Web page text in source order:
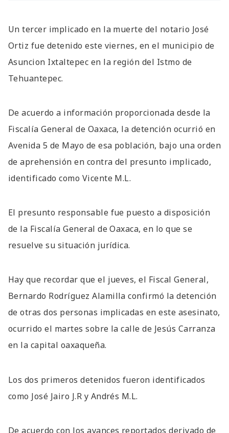
Un tercer implicado en la muerte del notario José
Ortiz fue detenido este viernes, en el municipio de
Asuncion Ixtaltepec en la región del Istmo de
Tehuantepec.
De acuerdo a información proporcionada desde la
Fiscalía General de Oaxaca, la detención ocurrió en
Avenida 5 de Mayo de esa población, bajo una orden
de aprehensión en contra del presunto implicado,
identificado como Vicente M.L.
El presunto responsable fue puesto a disposición
de la Fiscalía General de Oaxaca, en lo que se
resuelve su situación jurídica.
Hay que recordar que el jueves, el Fiscal General,
Bernardo Rodríguez Alamilla confirmó la detención
de otras dos personas implicadas en este asesinato,
ocurrido el martes sobre la calle de Jesús Carranza
en la capital oaxaqueña.
Los dos primeros detenidos fueron identificados
como José Jairo J.R y Andrés M.L.
De acuerdo con los avances reportados derivado de